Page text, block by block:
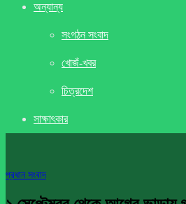
অন্যান্য
সংগঠন সংবাদ
খােজঁ-খবর
চিত্রদেশ
সাক্ষাৎকার
প্রধান সংবাদ